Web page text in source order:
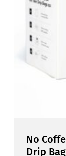
No
Drip